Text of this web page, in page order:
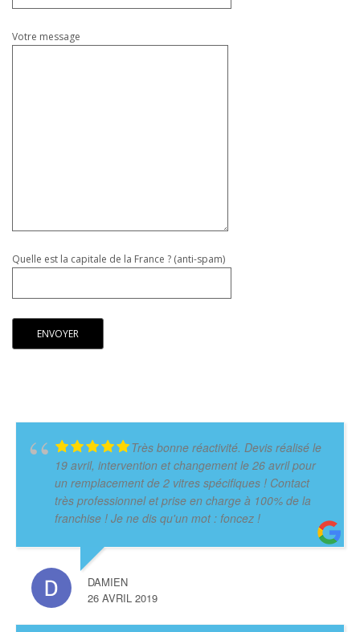
Votre message
Quelle est la capitale de la France ? (anti-spam)
Très bonne réactivité. Devis réalisé le
19 avril, intervention et changement le 26 avril pour
un remplacement de 2 vitres spécifiques ! Contact
très professionnel et prise en charge à 100% de la
franchise ! Je ne dis qu'un mot : foncez !
DAMIEN
26 AVRIL 2019